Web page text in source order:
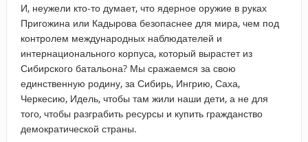
И, неужели кто-то думает, что ядерное оружие в руках
Пригожина или Кадырова безопаснее для мира, чем под
контролем международных наблюдателей и
интернационального корпуса, который вырастет из
Сибирского батальона? Мы сражаемся за свою
единственную родину, за Сибирь, Ингрию, Саха,
Черкесию, Идель, чтобы там жили наши дети, а не для
того, чтобы разграбить ресурсы и купить гражданство
демократической страны.